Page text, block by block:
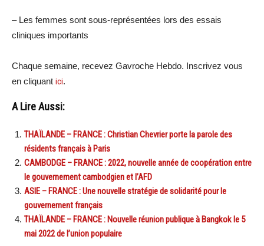
– Les femmes sont sous-représentées lors des essais
cliniques importants
Chaque semaine, recevez Gavroche Hebdo. Inscrivez vous
en cliquant ici.
A Lire Aussi:
THAÏLANDE – FRANCE : Christian Chevrier porte la parole des
résidents français à Paris
CAMBODGE – FRANCE : 2022, nouvelle année de coopération entre
le gouvernement cambodgien et l’AFD
ASIE – FRANCE : Une nouvelle stratégie de solidarité pour le
gouvernement français
THAÏLANDE – FRANCE : Nouvelle réunion publique à Bangkok le 5
mai 2022 de l’union populaire